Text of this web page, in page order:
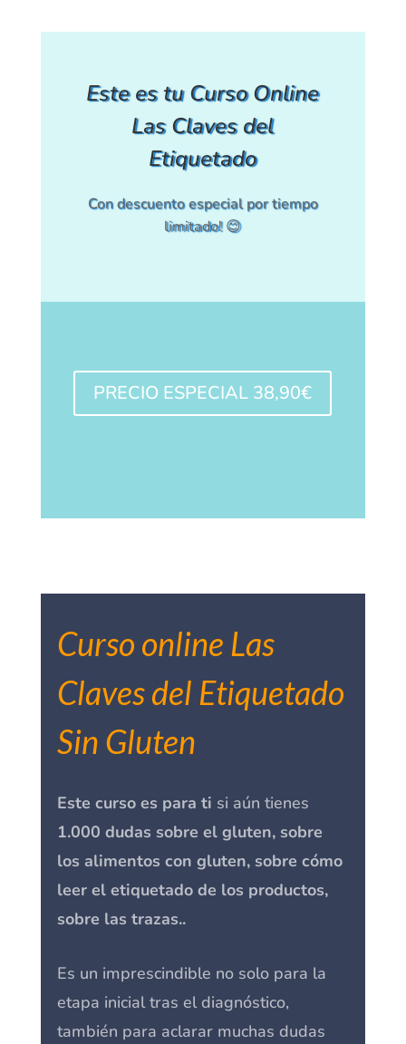
Este es tu Curso Online
Las Claves del
Etiquetado
Con descuento especial por tiempo
limitado! 😉
PRECIO ESPECIAL 38,90€
Curso online Las
Claves del Etiquetado
Sin Gluten
Este curso es para ti si aún tienes
1.000 dudas sobre el gluten, sobre
los alimentos con gluten, sobre cómo
leer el etiquetado de los productos,
sobre las trazas..
Es un imprescindible no solo para la
etapa inicial tras el diagnóstico,
también para aclarar muchas dudas